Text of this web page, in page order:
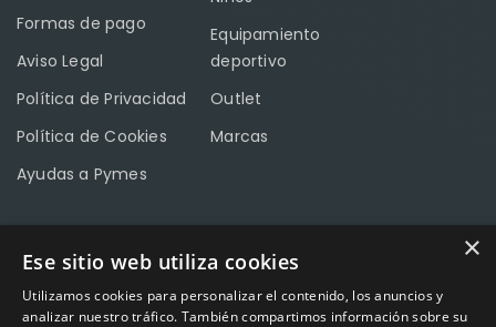
Formas de pago
Aviso Legal
Política de Privacidad
Política de Cookies
Ayudas a Pymes
Equipamiento
deportivo
Outlet
Marcas
CONTACTO
Calle Méndez Núñez nº3 – Fuente Palmera 14120 Córdoba
×
Ese sitio web utiliza cookies
Utilizamos cookies para personalizar el contenido, los anuncios y
analizar nuestro tráfico. También compartimos información sobre su